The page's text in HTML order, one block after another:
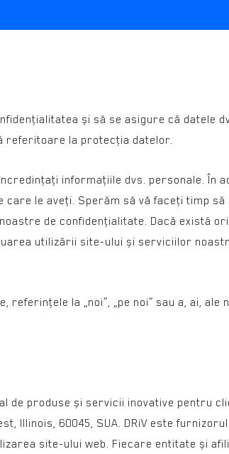
și să se asigure că datele
referitoare la protecţia datelor.
informaţiile dvs. personale. În
le aveţi. Sperăm să vă faceţi timp
de confidenţialitate. Dacă există
utilizării site-ului și serviciilor
la „noi”, „pe noi” sau a, ai, ale
de produse și servicii inovative pentru
Illinois, 60045, SUA. DRiV este
site-ului web. Fiecare entitate și